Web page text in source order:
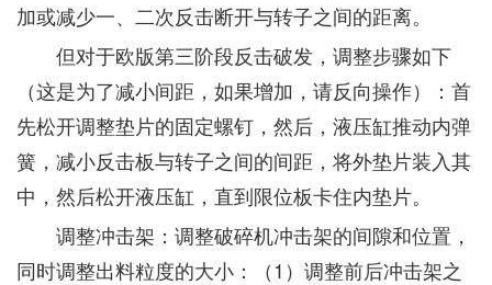
加或减少一、二次反击断开与转子之间的距离。
但对于欧版第三阶段反击破发，调整步骤如下
（这是为了减小间距，如果增加，请反向操作）：首
先松开调整垫片的固定螺钉，然后，液压缸推动内弹
簧，减小反击板与转子之间的间距，将外垫片装入其
中，然后松开液压缸，直到限位板卡住内垫片。
调整冲击架：调整破碎机冲击架的间隙和位置，
同时调整出料粒度的大小：（1）调整前后冲击架之